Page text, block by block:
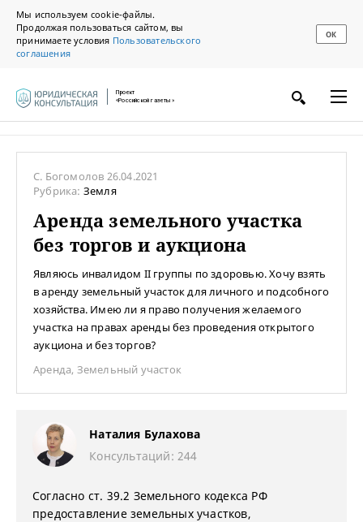
Мы используем cookie-файлы.
Продолжая пользоваться сайтом, вы
принимаете условия Пользовательского
соглашения
ОК
Проект
«Российской газеты»
С. Богомолов 26.04.2021
Рубрика: Земля
Аренда земельного участка
без торгов и аукциона
Являюсь инвалидом II группы по здоровью. Хочу взять
в аренду земельный участок для личного и подсобного
хозяйства. Имею ли я право получения желаемого
участка на правах аренды без проведения открытого
аукциона и без торгов?
Аренда, Земельный участок
Наталия Булахова
Консультаций: 244
Согласно ст. 39.2 Земельного кодекса РФ
предоставление земельных участков,